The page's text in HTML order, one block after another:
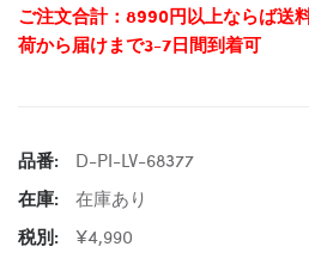
ご注文合計：8990円以上ならば送
荷から届けまで3-7日間到着可
品番:
D-PI-LV-68377
在庫:
在庫あり
税別:
¥4,990